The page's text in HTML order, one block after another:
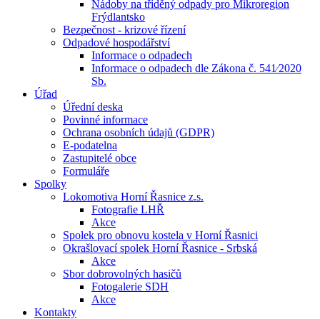
Nádoby na tříděný odpady pro Mikroregion
Frýdlantsko
Bezpečnost - krizové řízení
Odpadové hospodářství
Informace o odpadech
Informace o odpadech dle Zákona č. 541⁄2020
Sb.
Úřad
Úřední deska
Povinné informace
Ochrana osobních údajů (GDPR)
E-podatelna
Zastupitelé obce
Formuláře
Spolky
Lokomotiva Horní Řasnice z.s.
Fotografie LHŘ
Akce
Spolek pro obnovu kostela v Horní Řasnici
Okrašlovací spolek Horní Řasnice - Srbská
Akce
Sbor dobrovolných hasičů
Fotogalerie SDH
Akce
Kontakty